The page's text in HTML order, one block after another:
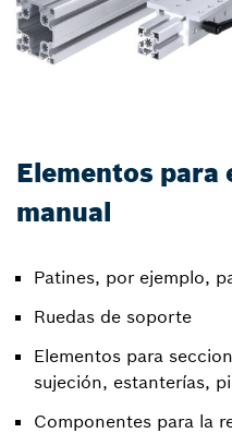
Elementos para
manual
Patines, por ejemplo,
Ruedas de soporte
Elementos para
sujeción, estanterías,
Componentes para la